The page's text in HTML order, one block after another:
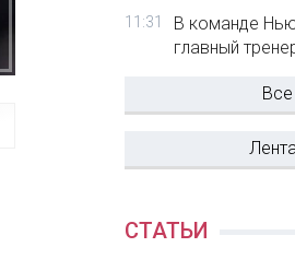
11:31
В команде
главный
СТАТЬИ